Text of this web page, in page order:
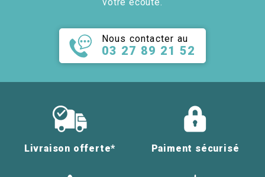
Nous contacter au
03 27 89 21 52
Livraison offerte* Paiment sécurisé